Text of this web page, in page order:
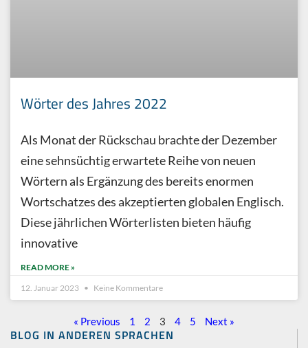
BLOG IN ANDEREN SPRACHEN
Wörter des Jahres 2022
Als Monat der Rückschau brachte der Dezember
eine sehnsüchtig erwartete Reihe von neuen
Wörtern als Ergänzung des bereits enormen
Wortschatzes des akzeptierten globalen Englisch.
Diese jährlichen Wörterlisten bieten häufig
innovative
READ MORE »
12. Januar 2023
Keine Kommentare
« Previous 1 2 3 4 5 Next »